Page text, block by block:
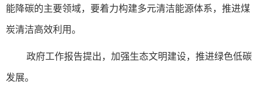
能降碳的主要领域，要着力构建多元清洁能源体系，推进煤
炭清洁高效利用。
政府工作报告提出，加强生态文明建设，推进绿色低碳
发展。